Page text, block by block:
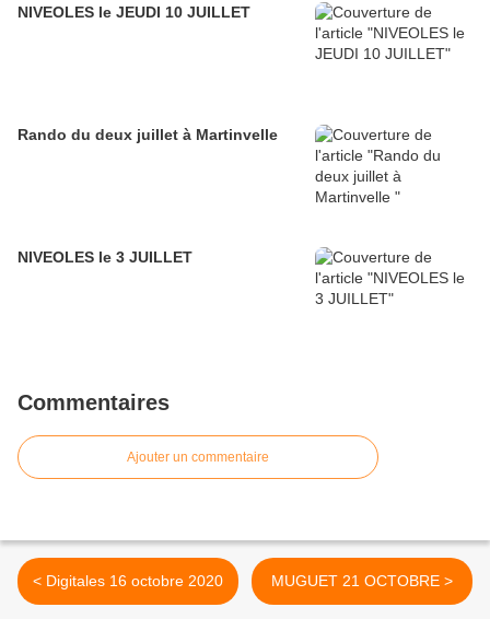
NIVEOLES le JEUDI 10 JUILLET
Rando du deux juillet à Martinvelle
NIVEOLES le 3 JUILLET
Commentaires
Ajouter un commentaire
< Digitales 16 octobre 2020 MUGUET 21 OCTOBRE >